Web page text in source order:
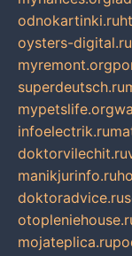
odnokartinki.ru
oysters-digital.ru
myremont.org
superdeutsch.ru
mypetslife.org
infoelectrik.ru
doktorvilechit.ru
manikjurinfo.ru
doktoradvice.ru
mojateplica.ru